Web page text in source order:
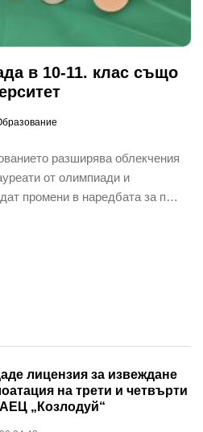
в 10-11. клас също
разширява облекчения
от олимпиади и
промени в наредбата за п…
лицензия за извеждане
на трети и четвърти
„Козлодуй“